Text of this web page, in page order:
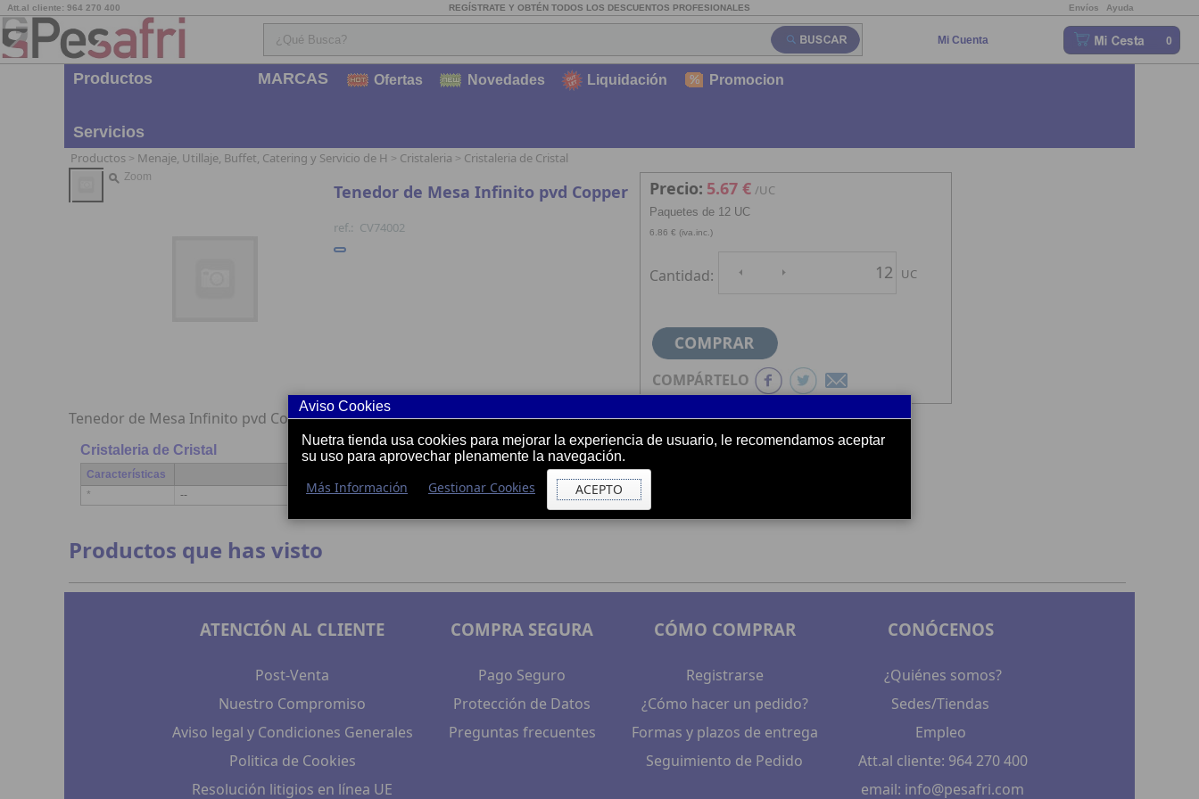
Att.al cliente: 964 270 400 REGÍSTRATE Y OBTÉN TODOS LOS DESCUENTOS PROFESIONALES Envíos Ayuda
Mi Cuenta 0
Productos
Servicios
MARCAS Ofertas Novedades Liquidación Promocion
Productos > Menaje, Utillaje, Buffet, Catering y Servicio de H > Cristaleria > Cristaleria de Cristal
Zoom
Tenedor de Mesa Infinito pvd Copper
ref.: CV74002
Precio: 5.67 € /UC
Paquetes de 12 UC
6.86 € (iva.inc.)
Cantidad: UC
COMPÁRTELO
Tenedor de Mesa Infinito pvd Copper
Cristaleria de Cristal
Características
*
--
Productos que has visto
ATENCIÓN AL CLIENTE
Post-Venta
Nuestro Compromiso
Aviso legal y Condiciones Generales
Politica de Cookies
Resolución litigios en línea UE
COMPRA SEGURA
Pago Seguro
Protección de Datos
Preguntas frecuentes
CÓMO COMPRAR
Registrarse
¿Cómo hacer un pedido?
Formas y plazos de entrega
Seguimiento de Pedido
CONÓCENOS
¿Quiénes somos?
Sedes/Tiendas
Empleo
Att.al cliente: 964 270 400
email: info@pesafri.com
Aviso Cookies
Nuetra tienda usa cookies para mejorar la experiencia de usuario, le recomendamos aceptar
su uso para aprovechar plenamente la navegación.
Más Información Gestionar Cookies ACEPTO